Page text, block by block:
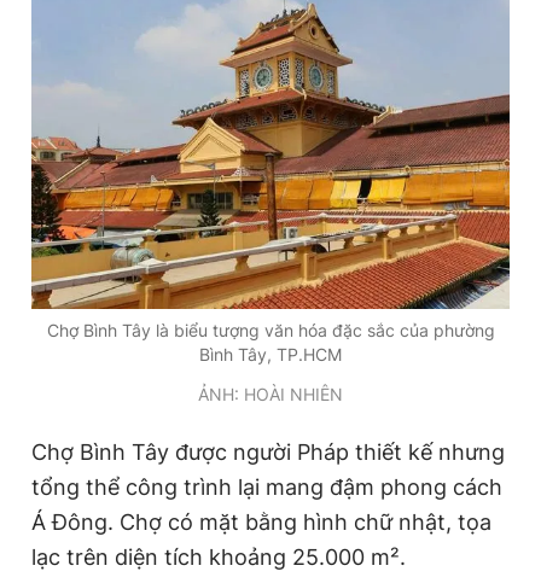
Chợ Bình Tây là biểu tượng văn hóa đặc sắc của phường
Bình Tây, TP.HCM
ẢNH: HOÀI NHIÊN
Chợ Bình Tây được người Pháp thiết kế nhưng
tổng thể công trình lại mang đậm phong cách
Á Đông. Chợ có mặt bằng hình chữ nhật, tọa
lạc trên diện tích khoảng 25.000 m².